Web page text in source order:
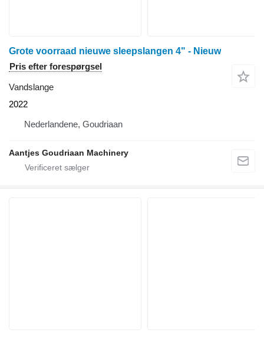
Grote voorraad nieuwe sleepslangen 4" - Nieuw
Pris efter forespørgsel
Vandslange
2022
Nederlandene, Goudriaan
Aantjes Goudriaan Machinery